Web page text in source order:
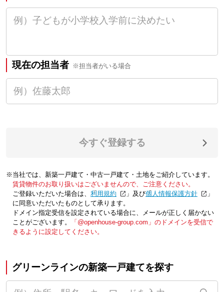
現在の担当者 ※担当者がいる場合
今すぐ登録する
※当社では、新築一戸建て・中古一戸建て・土地をご紹介しています。
賃貸物件のお取り扱いはございませんので、ご注意ください。
ご登録いただいた場合は、「利用規約 」及び「個人情報保護方針
」
に同意いただいたものとして承ります。
ドメイン指定受信を設定されている場合に、メールが正しく届かない
ことがございます。
「@openhouse-group.com」のドメインを受信で
きるように設定してください。
グリーンラインの新築一戸建てを探す